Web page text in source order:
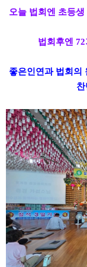
오늘 법회엔 초등
법회후엔
좋은인연과 법회의